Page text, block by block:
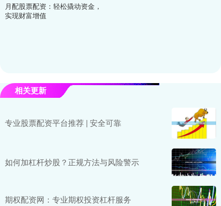
月配股票配资：轻松撬动资金，
实现财富增值
相关更新
专业股票配资平台推荐 | 安全可靠
如何加杠杆炒股？正规方法与风险警示
期权配资网：专业期权投资杠杆服务